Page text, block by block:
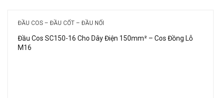
ĐẦU COS – ĐẦU CỐT – ĐẦU NỐI
Đầu Cos SC150-16 Cho Dây Điện 150mm² – Cos Đồng Lỗ
M16